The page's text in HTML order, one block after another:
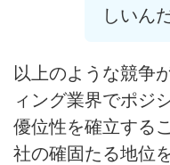
しいんだ
以上のような競争
ィング業界でポジ
優位性を確立する
社の確固たる地位